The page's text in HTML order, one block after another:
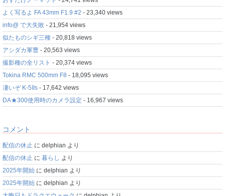
よく写るよ FA 43mm F1.9 #2 - 23,340 views
info@ で大失敗 - 21,954 views
似たものシギ三種 - 20,818 views
アシダカ軍曹 - 20,563 views
撮影種の全リスト - 20,374 views
Tokina RMC 500mm F8 - 18,095 views
凄いぞ K-5IIs - 17,642 views
DA★300使用時のカメラ設定 - 16,967 views
コメント
配信の休止 に delphian より
配信の休止 に 暮らし より
2025年開始 に delphian より
2025年開始 に delphian より